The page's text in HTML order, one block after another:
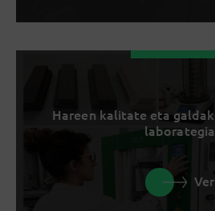
Hareen kalitate eta
laborategia
Ver